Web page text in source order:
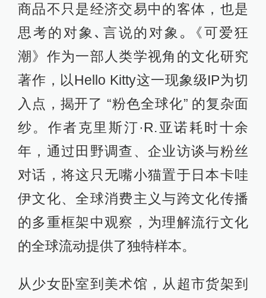
商品不只是经济交易中的客体，也是
思考的对象､言说的对象｡《可爱狂
潮》作为一部人类学视角的文化研究
著作，以Hello Kitty这一现象级IP为切
入点，揭开了 “粉色全球化” 的复杂面
纱。作者克里斯汀·R.亚诺耗时十余
年，通过田野调查、企业访谈与粉丝
对话，将这只无嘴小猫置于日本卡哇
伊文化、全球消费主义与跨文化传播
的多重框架中观察，为理解流行文化
的全球流动提供了独特样本。
从少女卧室到美术馆，从超市货架到